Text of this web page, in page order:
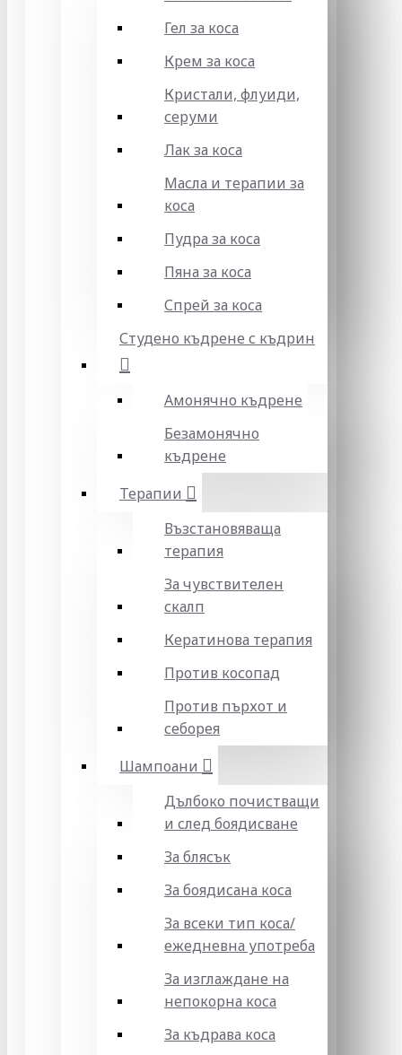
Гел за коса
Крем за коса
Кристали, флуиди,
серуми
Лак за коса
Масла и терапии за
коса
Пудра за коса
Пяна за коса
Спрей за коса
Студено къдрене с къдрин
Амонячно къдрене
Безамонячно
къдрене
Терапии
Възстановяваща
терапия
За чувствителен
скалп
Кератинова терапия
Против косопад
Против пърхот и
себорея
Шампоани
Дълбоко почистващи
и след боядисване
За блясък
За боядисана коса
За всеки тип коса/
ежедневна употреба
За изглаждане на
непокорна коса
За къдрава коса